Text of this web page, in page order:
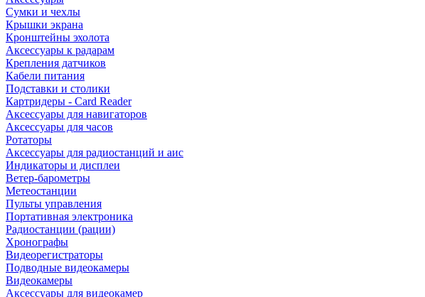
Сумки и чехлы
Крышки экрана
Кронштейны эхолота
Аксессуары к радарам
Крепления датчиков
Кабели питания
Подставки и столики
Картридеры - Card Reader
Аксессуары для навигаторов
Аксессуары для часов
Ротаторы
Аксессуары для радиостанций и аис
Индикаторы и дисплеи
Ветер-барометры
Метеостанции
Пульты управления
Портативная электроника
Радиостанции (рации)
Хронографы
Видеорегистраторы
Подводные видеокамеры
Видеокамеры
Аксессуары для видеокамер